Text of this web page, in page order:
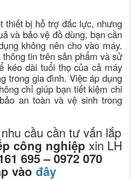
thiết bị hỗ trợ đắc lực, nhưng
và bảo vệ đồ dùng, bạn cần
không nên cho vào máy.
tin trên sản phẩm và sử
kéo dài tuổi thọ của cả máy
trong gia đình. Việc áp dụng
chỉ giúp bạn tiết kiệm chi
an toàn và vệ sinh trong
cầu cần tư vấn lắp
công nghiệp xin LH
695 – 0972 070
vào đây